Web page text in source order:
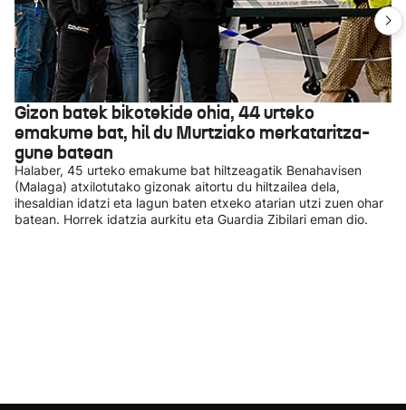
Gizon batek bikotekide ohia, 44 urteko
emakume bat, hil du Murtziako merkataritza-
gune batean
Halaber, 45 urteko emakume bat hiltzeagatik Benahavisen
(Malaga) atxilotutako gizonak aitortu du hiltzailea dela,
ihesaldian idatzi eta lagun baten etxeko atarian utzi zuen ohar
batean. Horrek idatzia aurkitu eta Guardia Zibilari eman dio.